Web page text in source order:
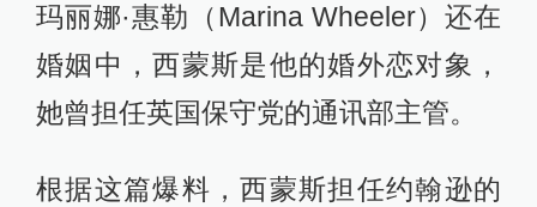
玛丽娜·惠勒（Marina Wheeler）还在
婚姻中，西蒙斯是他的婚外恋对象，
她曾担任英国保守党的通讯部主管。
根据这篇爆料，西蒙斯担任约翰逊的